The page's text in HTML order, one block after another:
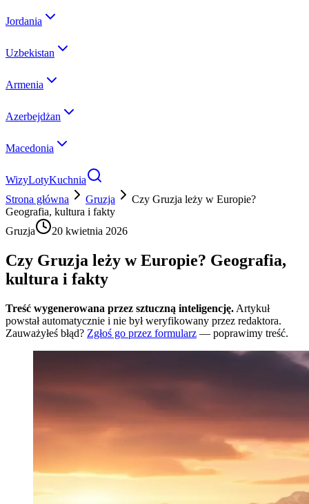
Jordania
Uzbekistan
Armenia
Azerbejdżan
Macedonia
WizyLotyKuchnia
Strona główna
Gruzja
Czy Gruzja leży w Europie?
Geografia, kultura i fakty
Gruzja
20 kwietnia 2026
Czy Gruzja leży w Europie? Geografia,
kultura i fakty
Treść wygenerowana przez sztuczną inteligencję. Artykuł
powstał automatycznie i nie był weryfikowany przez redaktora.
Zauważyłeś błąd? Zgłoś go przez formularz — poprawimy treść.